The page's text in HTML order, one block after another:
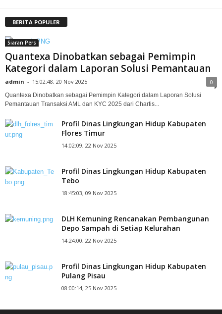
BERITA POPULER
Siaran Pers
Quantexa Dinobatkan sebagai Pemimpin
Kategori dalam Laporan Solusi Pemantauan
admin - 15:02:48, 20 Nov 2025 0
Quantexa Dinobatkan sebagai Pemimpin Kategori dalam Laporan Solusi
Pemantauan Transaksi AML dan KYC 2025 dari Chartis...
Profil Dinas Lingkungan Hidup Kabupaten
Flores Timur
14:02:09, 22 Nov 2025
Profil Dinas Lingkungan Hidup Kabupaten
Tebo
18:45:03, 09 Nov 2025
DLH Kemuning Rencanakan Pembangunan
Depo Sampah di Setiap Kelurahan
14:24:00, 22 Nov 2025
Profil Dinas Lingkungan Hidup Kabupaten
Pulang Pisau
08:00:14, 25 Nov 2025